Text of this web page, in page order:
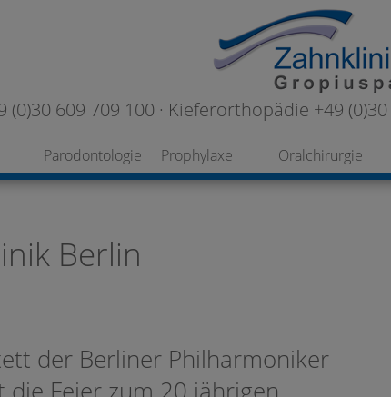
609 709 100 · Kieferorthopädie +49
Parodontologie Prophylaxe Oralchirurgie
Berlin
der Berliner Philharmoniker
die Feier zum 20 jährigen